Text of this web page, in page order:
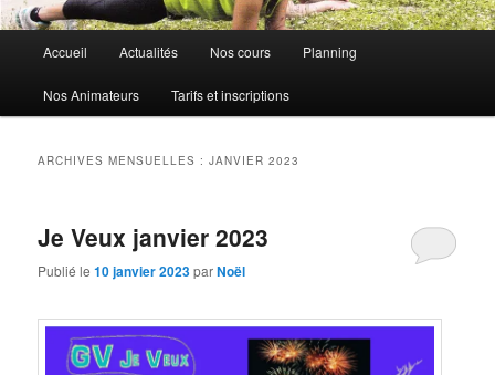
principal
Accueil Actualités Nos cours Planning
Nos Animateurs Tarifs et inscriptions
ARCHIVES MENSUELLES :JANVIER 2023
Je Veux janvier 2023
Publié le10 janvier 2023parNoël